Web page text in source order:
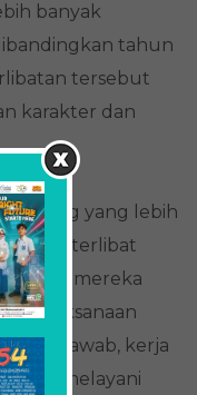
banyak
tahun
tersebut
karakter dan
ruang yang lebih
untuk terlibat
mereka
pelaksanaan
jawab, kerja
melayani